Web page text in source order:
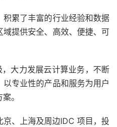
累了丰富的行业经验和数据
提供安全、高效、便捷、可
大力发展云计算业务，不断
专业性的产品和服务为用户
。
、上海及周边IDC 项目，投